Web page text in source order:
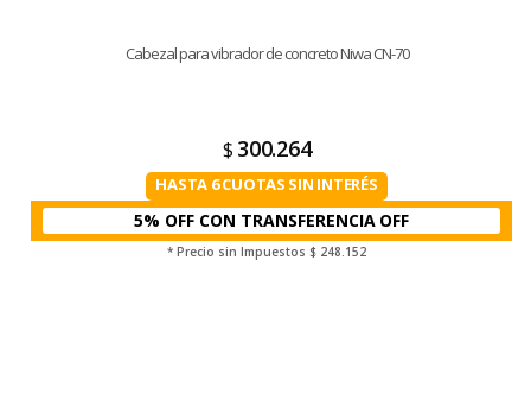
Cabezal para vibrador de concreto Niwa CN-70
$ 300.264
HASTA 6 CUOTAS SIN INTERÉS
5% OFF CON TRANSFERENCIA
* Precio sin Impuestos $ 248.152